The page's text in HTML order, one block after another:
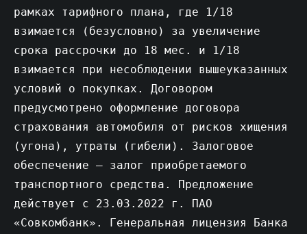
рамках тарифного плана, где 1/18
взимается (безусловно) за увеличение
срока рассрочки до 18 мес. и 1/18
взимается при несоблюдении вышеуказанных
условий о покупках. Договором
предусмотрено оформление договора
страхования автомобиля от рисков хищения
(угона), утраты (гибели). Залоговое
обеспечение – залог приобретаемого
транспортного средства. Предложение
действует c 23.03.2022 г. ПАО
«Совкомбанк». Генеральная лицензия Банка